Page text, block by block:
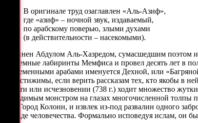
В оригинале труд озаглавлен «Аль-Азиф»,
где «азиф» – ночной звук, издаваемый,
по арабскому поверью, злыми духами
(в действительности – насекомыми).
Сочинен Абдулом Аль-Хазредом, сумасшедшим поэтом
подземные лабиринты Мемфиса и провел десять лет в
современными арабами именуется Дехной, или
непостижимы, если верить рассказам тех, кто якобы
смерти или исчезновении (738 г.) ходит множество
невидимым монстром на глазах многочисленной
или Город Колонн, и извлек из-под развалин одного
прежде человечества. Формально исповедуя ислам, он